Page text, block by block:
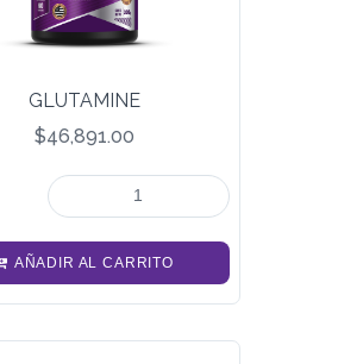
GLUTAMINE
$46,891.00
AÑADIR AL CARRITO